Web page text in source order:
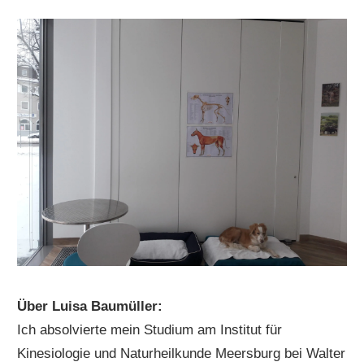
Über Luisa Baumüller:
Ich absolvierte mein Studium am Institut für
Kinesiologie und Naturheilkunde Meersburg bei Walter